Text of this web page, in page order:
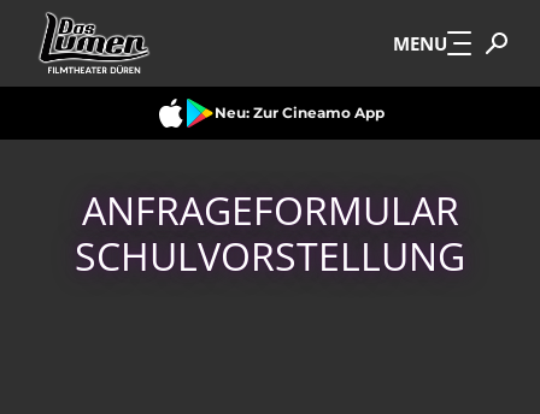
Zum Hauptinhalt springen MENU
Neu: Zur Cineamo App
ANFRAGEFORMULAR
SCHULVORSTELLUNG